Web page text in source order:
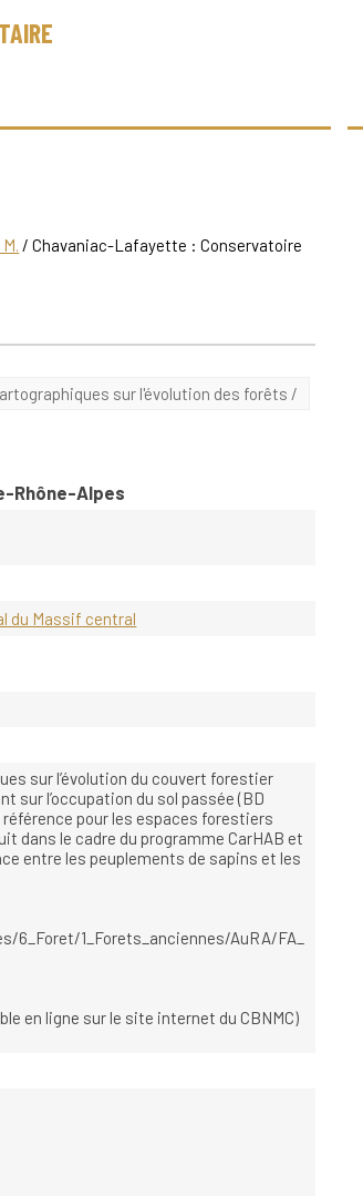
/ Chavaniac-Lafayette : Conservatoire
sur l'évolution des forêts /
Rhône-Alpes
du Massif central
sur l’évolution du couvert forestier
sur l’occupation du sol passée (BD
pour les espaces forestiers
dans le cadre du programme CarHAB et
entre les peuplements de sapins et les
1_Forets_anciennes/AuRA/FA_
en ligne sur le site internet du CBNMC)